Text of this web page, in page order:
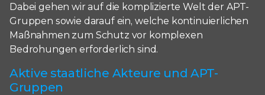
Dabei gehen wir auf die komplizierte Welt der APT-
Gruppen sowie darauf ein, welche kontinuierlichen
Maßnahmen zum Schutz vor komplexen
Bedrohungen erforderlich sind.
Aktive staatliche Akteure und APT-
Gruppen